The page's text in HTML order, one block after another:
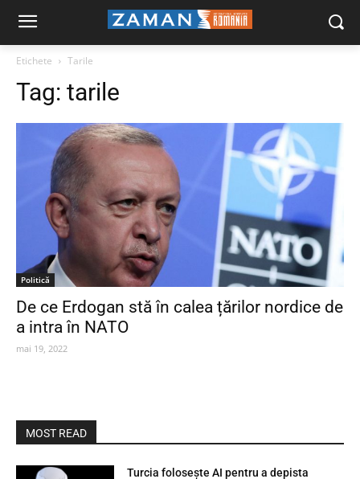
Etichete Tarile
Tag: tarile
Politică
De ce Erdogan stă în calea țărilor nordice de
a intra în NATO
mai 19, 2022
MOST READ
Turcia folosește AI pentru a depista